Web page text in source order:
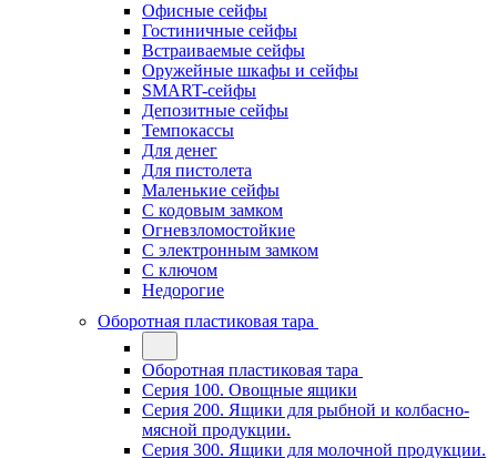
Офисные сейфы
Гостиничные сейфы
Встраиваемые сейфы
Оружейные шкафы и сейфы
SMART-сейфы
Депозитные сейфы
Темпокассы
Для денег
Для пистолета
Маленькие сейфы
С кодовым замком
Огневзломостойкие
С электронным замком
С ключом
Недорогие
Оборотная пластиковая тара
Оборотная пластиковая тара
Серия 100. Овощные ящики
Серия 200. Ящики для рыбной и колбасно-
мясной продукции.
Серия 300. Ящики для молочной продукции.